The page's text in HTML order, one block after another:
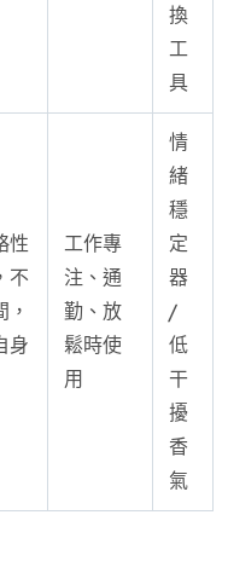
換
工
具
性
不
身
工作專
注、通
勤、放
鬆時使
用
情
緒
穩
定
器
/
低
干
擾
香
氣